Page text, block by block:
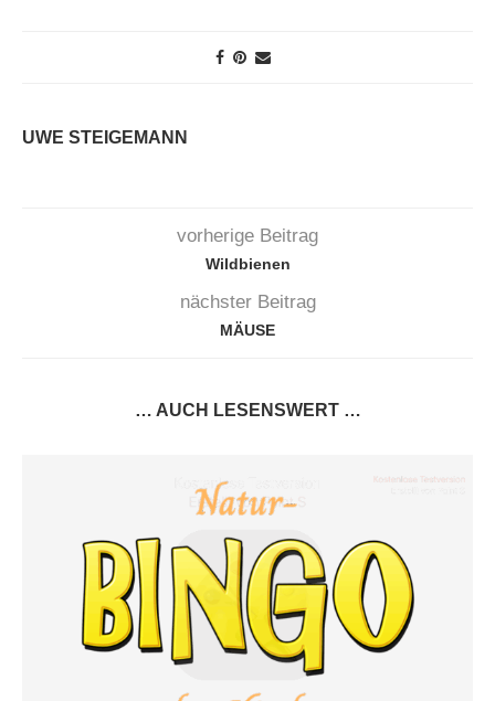
UWE STEIGEMANN
vorherige Beitrag
Wildbienen
nächster Beitrag
MÄUSE
… AUCH LESENSWERT …